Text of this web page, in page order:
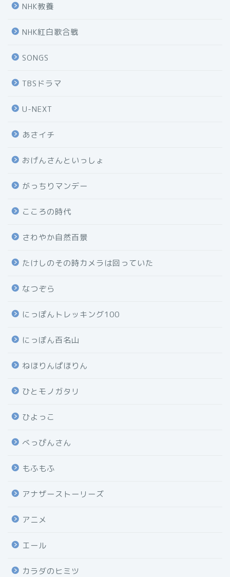
NHK教養
NHK紅白歌合戦
SONGS
TBSドラマ
U-NEXT
あさイチ
おげんさんといっしょ
がっちりマンデー
こころの時代
さわやか自然百景
たけしのその時カメラは回っていた
なつぞら
にっぽんトレッキング100
にっぽん百名山
ねほりんぱほりん
ひとモノガタリ
ひよっこ
べっぴんさん
もふもふ
アナザーストーリーズ
アニメ
エール
カラダのヒミツ